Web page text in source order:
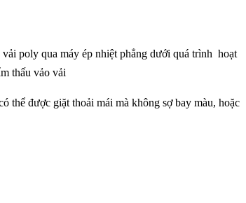
poly qua máy ép nhiệt phẳng dưới quá trình hoạt
thấu vảo vải
thể được giặt thoải mái mà không sợ bay màu, hoặc